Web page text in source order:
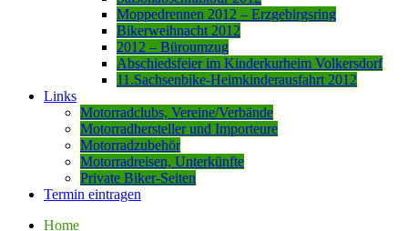
Moppedrennen 2012 – Erzgebirgsring
Bikerweihnacht 2012
2012 – Büroumzug
Abschiedsfeier im Kinderkurheim Volkersdorf
11.Sachsenbike-Heimkinderausfahrt 2012
Links
Motorradclubs, Vereine/Verbände
Motorradhersteller und Importeure
Motorradzubehör
Motorradreisen, Unterkünfte
Private Biker-Seiten
Termin eintragen
Home